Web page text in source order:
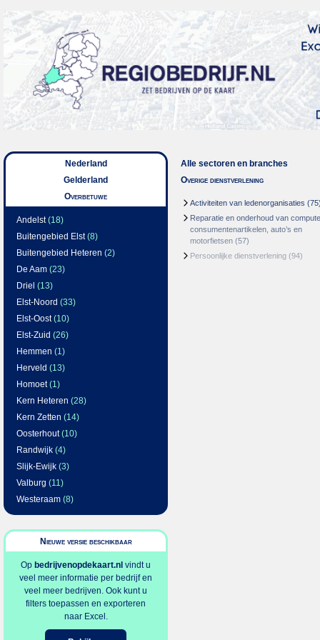
Nederland
Gelderland
Overbetuwe
Andelst(18)
Buitengebied Elst(8)
Buitengebied Heteren (2)
De Aam (23)
Driel (13)
Elst-Noord (33)
Elst-Oost(10)
Elst-Zuid (26)
Hemmen (1)
Herveld (13)
Homoet(1)
Kern Heteren (28)
Kern Zetten (14)
Oosterhout(10)
Randwijk (4)
Slijk-Ewijk (3)
Valburg (11)
Westeraam (8)
Nieuwe versie beschikbaar
Op bedrijvenopdekaart.nl vindt u
veel meer informatie per bedrijf en
veel meer bedrijven. Ook kunt u
filters toepassen en exporteren
naar Excel.
Alle sectoren en branches
Overige dienstverlening
Activiteiten van ledenorganisaties
Reparatie en onderhoud van
consumentenartikelen, auto’s en
motorfietsen (57)
Persoonlijke dienstverlening (94)